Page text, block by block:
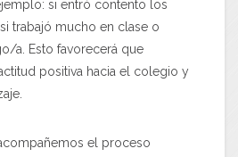
si entró contento los
trabajó mucho en clase o
a. Esto favorecerá que
positiva hacia el colegio y
el proceso